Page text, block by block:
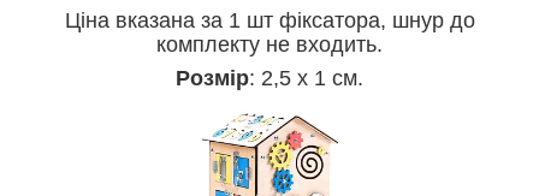
Ціна вказана за 1 шт фіксатора, шнур до
комплекту не входить.
Розмір: 2,5 х 1 см.